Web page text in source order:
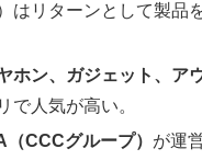
はリターンとして製品
ホン、ガジェット、ア
で人気が高い。
CCCグループ） が運